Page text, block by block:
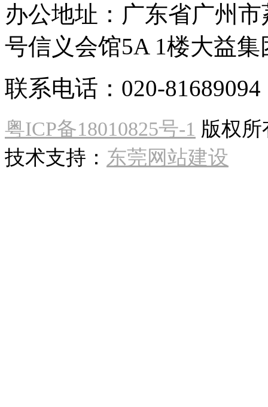
办公地址：广东省广州
号信义会馆5A 1楼大益
联系电话：020-81689094
粤ICP备18010825号-1 版权
技术支持： 东莞网站建设